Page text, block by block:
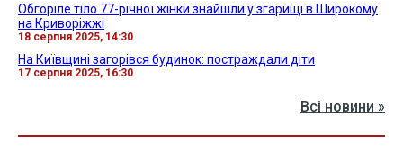
Обгоріле тіло 77-річної жінки знайшли у згарищі в Широкому
на Криворіжжі
18 серпня 2025, 14:30
На Київщині загорівся будинок: постраждали діти
17 серпня 2025, 16:30
Всі новини »